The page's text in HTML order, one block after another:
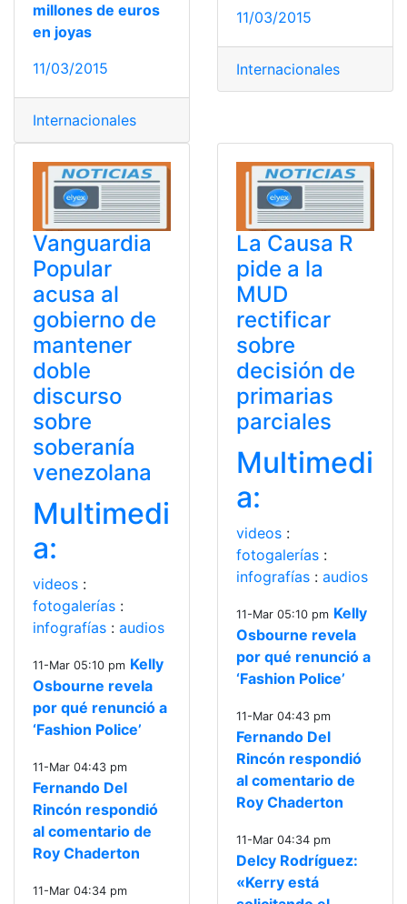
millones de euros
en joyas
11/03/2015
Internacionales
11/03/2015
Internacionales
Vanguardia
Popular
acusa al
gobierno de
mantener
doble
discurso
sobre
soberanía
venezolana
Multimedi
a:
videos :
fotogalerías :
infografías : audios
11-Mar 05:10 pm Kelly
Osbourne revela
por qué renunció a
‘Fashion Police’
11-Mar 04:43 pm
Fernando Del
Rincón respondió
al comentario de
Roy Chaderton
11-Mar 04:34 pm
La Causa R
pide a la
MUD
rectificar
sobre
decisión de
primarias
parciales
Multimedi
a:
videos :
fotogalerías :
infografías : audios
11-Mar 05:10 pm Kelly
Osbourne revela
por qué renunció a
‘Fashion Police’
11-Mar 04:43 pm
Fernando Del
Rincón respondió
al comentario de
Roy Chaderton
11-Mar 04:34 pm
Delcy Rodríguez:
«Kerry está